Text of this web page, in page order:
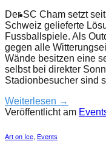
Der SC Cham setzt
Schweiz gelieferte
Fussballspiele. Als
gegen alle
Wände besitzen eine
selbst bei direkter
Stadionbesucher sind
Weiterlesen →
Veröffentlicht am
Art on Ice Events